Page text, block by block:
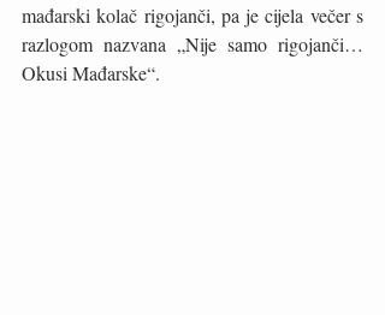
mađarski kolač rigojanči, pa je cijela večer s
razlogom nazvana „Nije samo rigojanči…
Okusi Mađarske“.